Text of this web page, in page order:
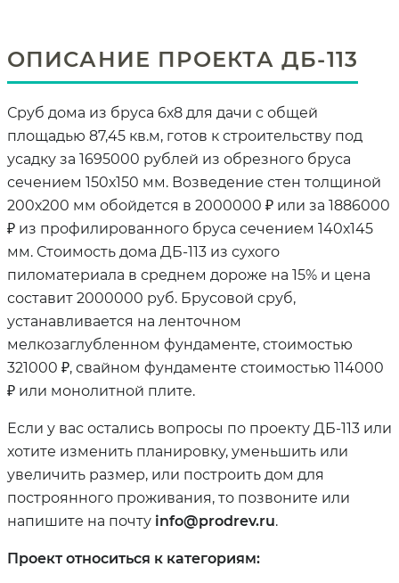
ОПИСАНИЕ ПРОЕКТА ДБ-113
Сруб дома из бруса 6х8 для дачи с общей
площадью 87,45 кв.м, готов к строительству под
усадку за 1695000 рублей из обрезного бруса
сечением 150х150 мм. Возведение стен толщиной
200х200 мм обойдется в 2000000 ₽ или за 1886000
₽ из профилированного бруса сечением 140х145
мм. Стоимость дома ДБ-113 из сухого
пиломатериала в среднем дороже на 15% и цена
составит 2000000 руб. Брусовой сруб,
устанавливается на ленточном
мелкозаглубленном фундаменте, стоимостью
321000 ₽, свайном фундаменте стоимостью 114000
₽ или монолитной плите.
Если у вас остались вопросы по проекту ДБ-113 или
хотите изменить планировку, уменьшить или
увеличить размер, или построить дом для
построянного проживания, то позвоните или
напишите на почту info@prodrev.ru.
Проект относиться к категориям: